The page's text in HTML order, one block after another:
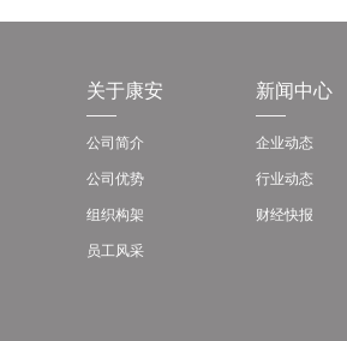
关于康安
公司简介
公司优势
组织构架
员工风采
新闻中心
企业动态
行业动态
财经快报